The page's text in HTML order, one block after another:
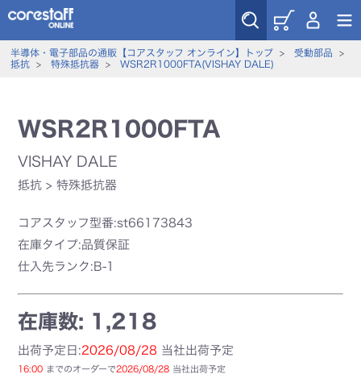
半導体・電子部品の通販【コアスタッフ オンライン】トップ> 受動部品 >
抵抗> 特殊抵抗器> WSR2R1000FTA(VISHAY DALE)
WSR2R1000FTA
VISHAY DALE
抵抗 >特殊抵抗器
コアスタッフ型番:st66173843
在庫タイプ:品質保証
仕入先ランク:B-1
在庫数: 1,218
出荷予定日:2026/08/28 当社出荷予定
16:00 までのオーダーで2026/08/28 当社出荷予定